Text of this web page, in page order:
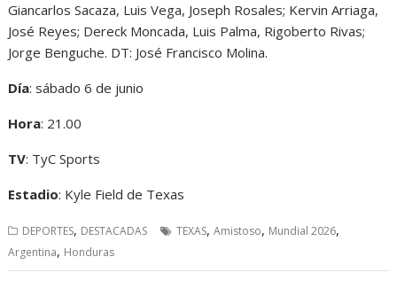
Giancarlos Sacaza, Luis Vega, Joseph Rosales; Kervin Arriaga,
José Reyes; Dereck Moncada, Luis Palma, Rigoberto Rivas;
Jorge Benguche. DT: José Francisco Molina.
Día: sábado 6 de junio
Hora: 21.00
TV: TyC Sports
Estadio: Kyle Field de Texas
DEPORTES, DESTACADAS TEXAS,Amistoso, Mundial 2026,
Argentina, Honduras